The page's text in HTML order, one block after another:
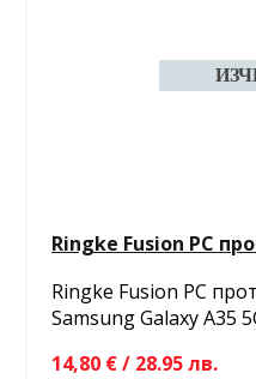
Ringke Fusion PC
Ringke Fusion PC
Samsung Galaxy A35
14,80 € / 28.95 лв.